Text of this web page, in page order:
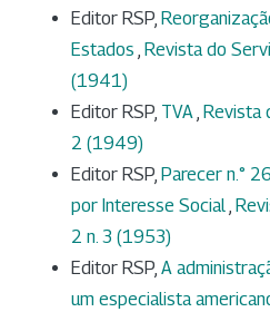
Editor RSP,
Estados , Revista do
(1941)
Editor RSP, TVA, Revista
2 (1949)
Editor RSP, Parecer n.°
por Interesse Social,
2 n. 3 (1953)
Editor RSP, A
um especialista